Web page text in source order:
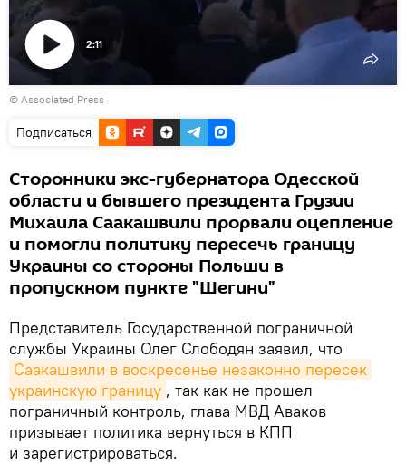
Воспроизвести
видео
2:11
© Associated Press
Подписаться
Сторонники экс-губернатора Одесской
области и бывшего президента Грузии
Михаила Саакашвили прорвали оцепление
и помогли политику пересечь границу
Украины со стороны Польши в
пропускном пункте "Шегини"
Представитель Государственной пограничной
службы Украины Олег Слободян заявил, что
Саакашвили в воскресенье незаконно пересек
украинскую границу , так как не прошел
пограничный контроль, глава МВД Аваков
призывает политика вернуться в КПП
и зарегистрироваться.